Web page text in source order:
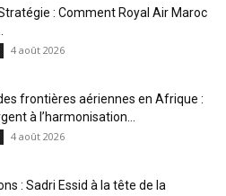
: Comment Royal Air Maroc
4 août 2026
frontières aériennes en Afrique :
à l’harmonisation...
4 août 2026
: Sadri Essid à la tête de la